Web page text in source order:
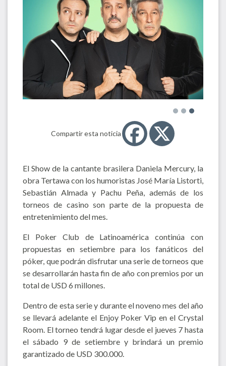
Compartir esta noticia
El Show de la cantante brasilera Daniela Mercury, la
obra Tertawa con los humoristas José María Listorti,
Sebastián Almada y Pachu Peña, además de los
torneos de casino son parte de la propuesta de
entretenimiento del mes.
El Poker Club de Latinoamérica continúa con
propuestas en setiembre para los fanáticos del
póker, que podrán disfrutar una serie de torneos que
se desarrollarán hasta fin de año con premios por un
total de USD 6 millones.
Dentro de esta serie y durante el noveno mes del año
se llevará adelante el Enjoy Poker Vip en el Crystal
Room. El torneo tendrá lugar desde el jueves 7 hasta
el sábado 9 de setiembre y brindará un premio
garantizado de USD 300.000.